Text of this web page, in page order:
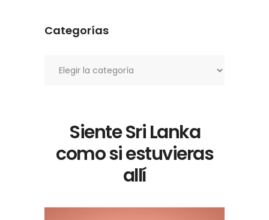
Categorías
Siente Sri Lanka
como si estuvieras
allí